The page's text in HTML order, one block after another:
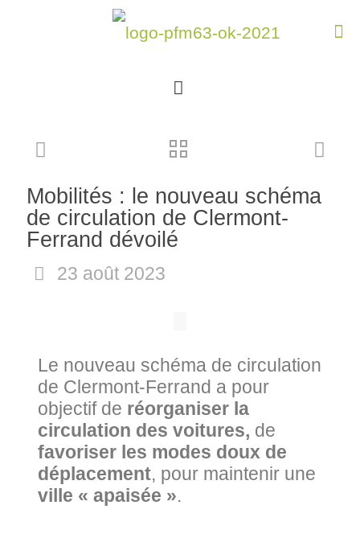
Mobilités : le nouveau schéma
de circulation de Clermont-
Ferrand dévoilé
23 août 2023
Le nouveau schéma de circulation
de Clermont-Ferrand a pour
objectif de réorganiser la
circulation des voitures, de
favoriser les modes doux de
déplacement, pour maintenir une
ville « apaisée ».